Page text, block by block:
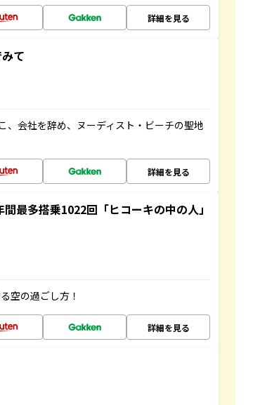
詳細を見る
て
、会社を辞め、ヌーディスト・ビーチの聖地
詳細を見る
最多搭乗1022回「ヒコーキの中の人」
空の過ごし方！
詳細を見る